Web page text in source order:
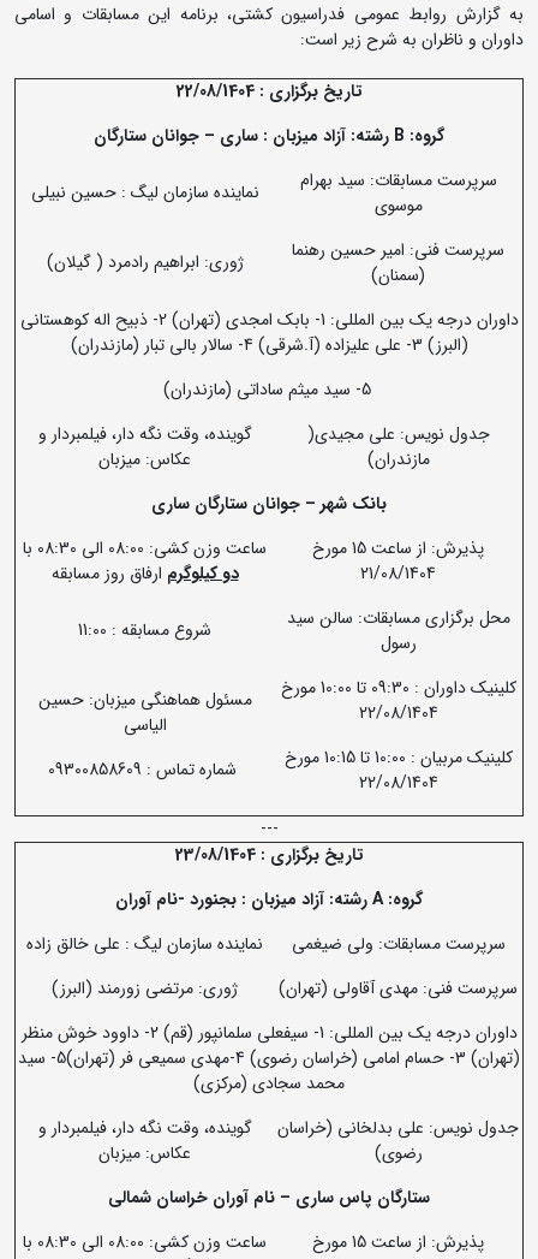
به گزارش روابط عمومی فدراسیون کشتی، برنامه این مسابقات و اسامی
داوران و ناظران به شرح زیر است:
تاریخ برگزاری : 22/08/1404
گروه: B رشته: آزاد میزبان : ساری – جوانان ستارگان
سرپرست مسابقات: سید بهرام
موسوی
نماینده سازمان لیگ : حسین نبیلی
سرپرست فنی: امیر حسین رهنما
(سمنان)
ژوری: ابراهیم رادمرد ( گیلان)
داوران درجه یک بین المللی: 1- بابک امجدی (تهران) 2- ذبیح اله کوهستانی
(البرز) 3- علی علیزاده (آ.شرقی) 4- سالار بالی تبار (مازندران)
5- سید میثم ساداتی (مازندران)
جدول نویس: علی مجیدی(
مازندران)
گوینده، وقت نگه دار، فیلمبردار و
عکاس: میزبان
بانک شهر – جوانان ستارگان ساری
پذیرش: از ساعت 15 مورخ
21/08/1404
ساعت وزن کشی: 08:00 الی 08:30 با
دو کیلوگرم ارفاق روز مسابقه
محل برگزاری مسابقات: سالن سید
رسول
شروع مسابقه : 11:00
کلینیک داوران : 09:30 تا 10:00 مورخ
22/08/1404
کلینیک مربیان : 10:00 تا 10:15 مورخ
22/08/1404
مسئول هماهنگی میزبان: حسین
الیاسی
شماره تماس : 09300858609
---
تاریخ برگزاری : 23/08/1404
گروه:Aرشته: آزاد میزبان : بجنورد -نام آوران
سرپرست مسابقات: ولی ضیغمی
نماینده سازمان لیگ : علی خالق زاده
سرپرست فنی: مهدی آقاولی (تهران)
ژوری: مرتضی زورمند (البرز)
داوران درجه یک بین المللی: 1- سیفعلی سلمانپور (قم) 2- داوود خوش منظر
(تهران) 3- حسام امامی (خراسان رضوی) 4-مهدی سمیعی فر (تهران)5- سید
محمد سجادی (مرکزی)
جدول نویس: علی بدلخانی (خراسان
رضوی)
گوینده، وقت نگه دار، فیلمبردار و
عکاس: میزبان
ستارگان پاس ساری – نام آوران خراسان شمالی
پذیرش: از ساعت 15 مورخ
ساعت وزن کشی: 08:00 الی 08:30 با